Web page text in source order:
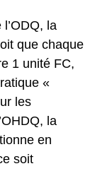
la
que chaque
1 unité FC,
«
les
la
en
soit